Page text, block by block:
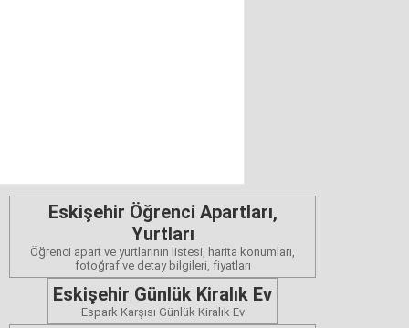
Eskişehir Öğrenci Apartları,
Yurtları
Öğrenci apart ve yurtlarının listesi, harita konumları,
fotoğraf ve detay bilgileri, fiyatları
Eskişehir Günlük Kiralık Ev
Espark Karşısı Günlük Kiralık Ev